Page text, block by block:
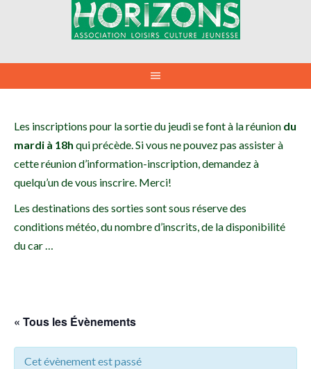
Les inscriptions pour la sortie du jeudi se font à la réunion du
mardi à 18h qui précède. Si vous ne pouvez pas assister à
cette réunion d’information-inscription, demandez à
quelqu’un de vous inscrire. Merci!
Les destinations des sorties sont sous réserve des
conditions météo, du nombre d’inscrits, de la disponibilité
du car …
« Tous les Évènements
Cet évènement est passé